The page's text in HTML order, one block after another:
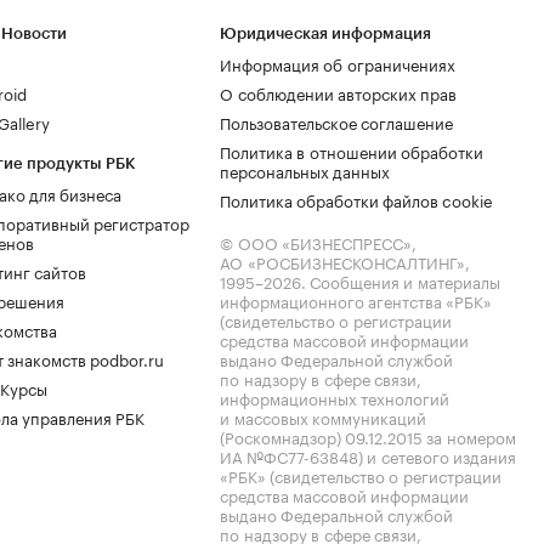
продукты РБК
для бизнеса
регистратор
сайтов
знакомств podbor.ru
управления РБК
Юридическая информация
Информация об ограничениях
О соблюдении авторских прав
Пользовательское соглашение
Политика в отношении обработки
персональных данных
Политика обработки файлов cookie
© ООО «БИЗНЕСПРЕСС»,
АО «РОСБИЗНЕСКОНСАЛТИНГ»,
1995–2026. Сообщения и материалы
информационного агентства «РБК»
(свидетельство о регистрации
средства массовой информации
выдано Федеральной службой
по надзору в сфере связи,
информационных технологий
и массовых коммуникаций
(Роскомнадзор) 09.12.2015 за номером
ИА №ФС77-63848) и сетевого издания
«РБК» (свидетельство о регистрации
средства массовой информации
выдано Федеральной службой
по надзору в сфере связи,